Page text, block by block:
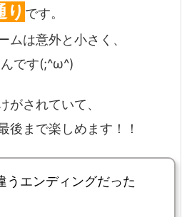
です。
ムは意外と小さく、
です(;^ω^)
がされていて、
後まで楽しめます！！
うエンディングだった